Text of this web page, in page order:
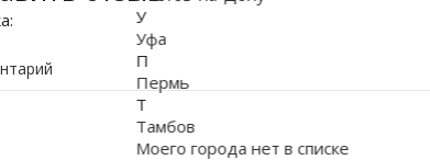
У
Уфа
П
Пермь
Т
Тамбов
Моего города нет в списке